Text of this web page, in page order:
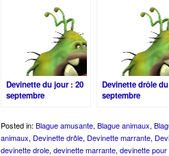
Devinette du jour : 20
septembre
Devinette drôle
septembre
Posted in: Blague amusante, Blague animaux,
animaux, Devinette drôle, Devinette marrante,
devinette drole, devinette marrante, devinette pour